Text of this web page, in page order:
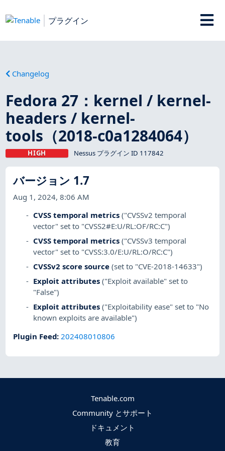
プラグイン
Changelog
Fedora 27：kernel / kernel-
headers / kernel-
tools（2018-c0a1284064）
HIGH Nessus プラグイン ID 117842
バージョン 1.7
Aug 1, 2024, 8:06 AM
CVSS temporal metrics ("CVSSv2 temporal
vector" set to "CVSS2#E:U/RL:OF/RC:C")
CVSS temporal metrics ("CVSSv3 temporal
vector" set to "CVSS:3.0/E:U/RL:O/RC:C")
CVSSv2 score source (set to "CVE-2018-14633")
Exploit attributes ("Exploit available" set to
"False")
Exploit attributes ("Exploitability ease" set to "No
known exploits are available")
Plugin Feed: 202408010806
Tenable.com
Community とサポート
ドキュメント
教育